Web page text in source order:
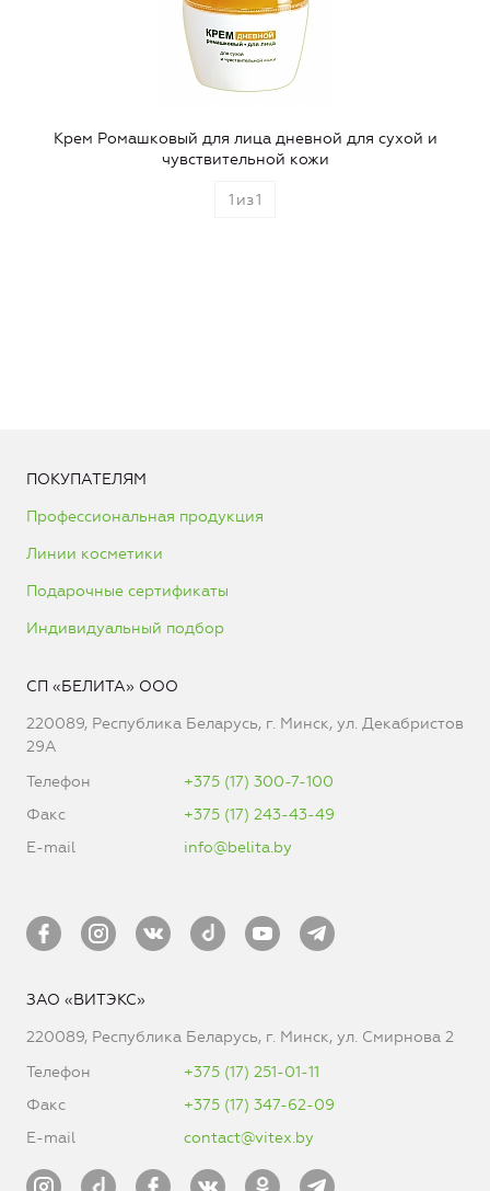
Крем Ромашковый для лица дневной для сухой и
чувствительной кожи
1 из1
ПОКУПАТЕЛЯМ
Профессиональная продукция
Линии косметики
Подарочные сертификаты
Индивидуальный подбор
СП «БЕЛИТА» ООО
220089, Республика Беларусь, г. Минск, ул. Декабристов
29А
Телефон
+375 (17) 300-7-100
Факс
+375 (17) 243-43-49
E-mail
info@belita.by
ЗАО «ВИТЭКС»
220089, Республика Беларусь, г. Минск, ул. Смирнова 2
Телефон
+375 (17) 251-01-11
Факс
+375 (17) 347-62-09
E-mail
contact@vitex.by